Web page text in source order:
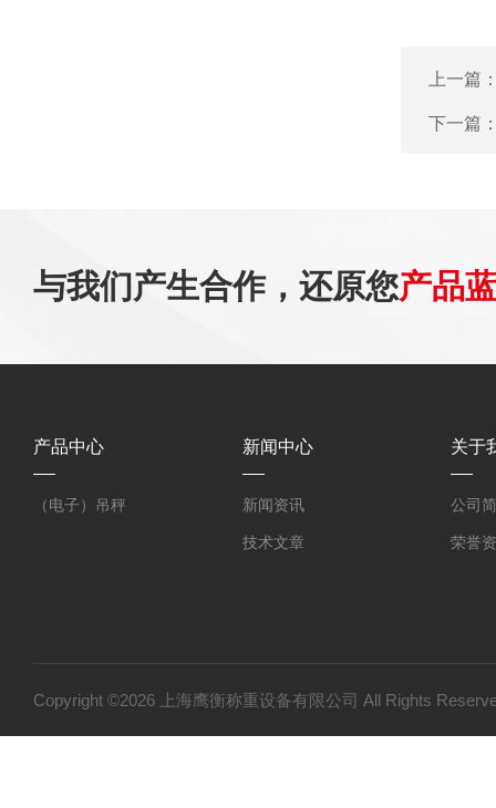
上一篇
下一篇
与我们产生合作，还原您产品
产品中心
（电子）吊秤
新闻中心
新闻资讯
技术文章
关于
公司
荣誉
Copyright ©2026 上海鹰衡称重设备有限公司 All Rights